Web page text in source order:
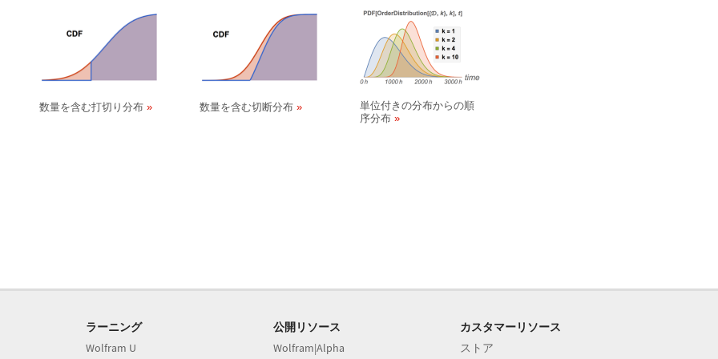
数量を含む打切り分布 数量を含む切断分布
単位付きの分布からの順
序分布
ラーニング
Wolfram U
公開リソース
Wolfram|Alpha
カスタマーリソース
ストア